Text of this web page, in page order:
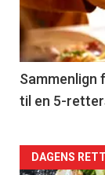
nå
-
5
Sammenlign
til en 5-
Forsiden
DAGENS RETT